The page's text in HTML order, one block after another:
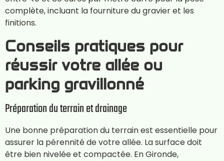
complète, incluant la fourniture du gravier et les
finitions.
Conseils pratiques pour
réussir votre allée ou
parking gravillonné
Préparation du terrain et drainage
Une bonne préparation du terrain est essentielle pour
assurer la pérennité de votre allée. La surface doit
être bien nivelée et compactée. En Gironde,